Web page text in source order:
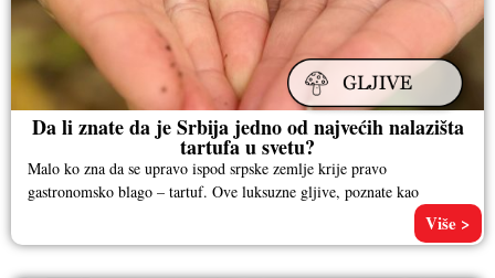
Da li znate da je Srbija jedno od najvećih nalazišta
tartufa u svetu?
Malo ko zna da se upravo ispod srpske zemlje krije pravo
gastronomsko blago – tartuf. Ove luksuzne gljive, poznate kao
Više >